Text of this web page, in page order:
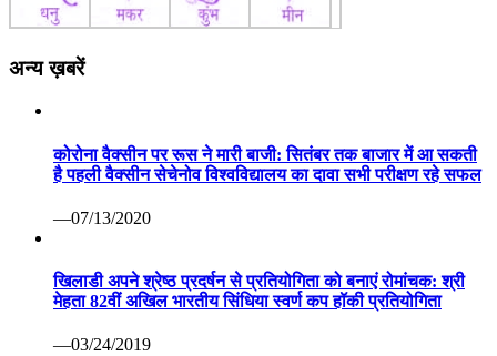
अन्य ख़बरें
कोरोना वैक्सीन पर रूस ने मारी बाजी: सितंबर तक बाजार में आ सकती
है पहली वैक्सीन सेचेनोव विश्वविद्यालय का दावा सभी परीक्षण रहे सफल
—07/13/2020
खिलाडी अपने श्रेष्ठ प्रदर्षन से प्रतियोगिता को बनाएं रोमांचक: श्री
मेहता 82वीं अखिल भारतीय सिंधिया स्वर्ण कप हॉकी प्रतियोगिता
—03/24/2019